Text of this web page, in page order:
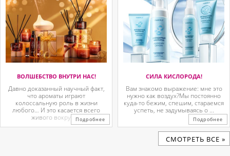
ВОЛШЕБСТВО ВНУТРИ НАС!
Давно доказанный научный факт,
что ароматы играют
колоссальную роль в жизни
любого… И это касается всего
живого вокруг. ...Подробнее
СИЛА КИСЛОРОДА!
Вам знакомо выражение: мне это
нужно как воздух?Мы постоянно
куда-то бежим, спешим, стараемся
успеть, не задумываясь о ...
Подробнее
CМОТРЕТЬ ВСЕ »